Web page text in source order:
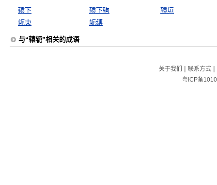
辕下 辕下驹
辕垣
轭束
轭缚
与“辕轭”相关的成语
关于我们 | 联系方式|
粤ICP备